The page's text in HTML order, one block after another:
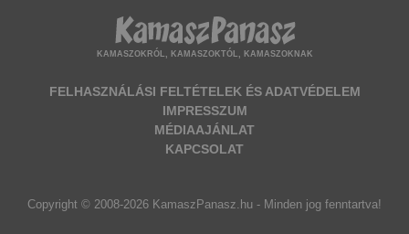
KAMASZOKRÓL, KAMASZOKTÓL, KAMASZOKNAK
FELHASZNÁLÁSI FELTÉTELEK ÉS ADATVÉDELEM
IMPRESSZUM
MÉDIAAJÁNLAT
KAPCSOLAT
Copyright © 2008-2026 KamaszPanasz.hu - Minden jog fenntartva!